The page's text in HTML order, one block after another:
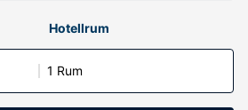
Hotellrum
1 Rum